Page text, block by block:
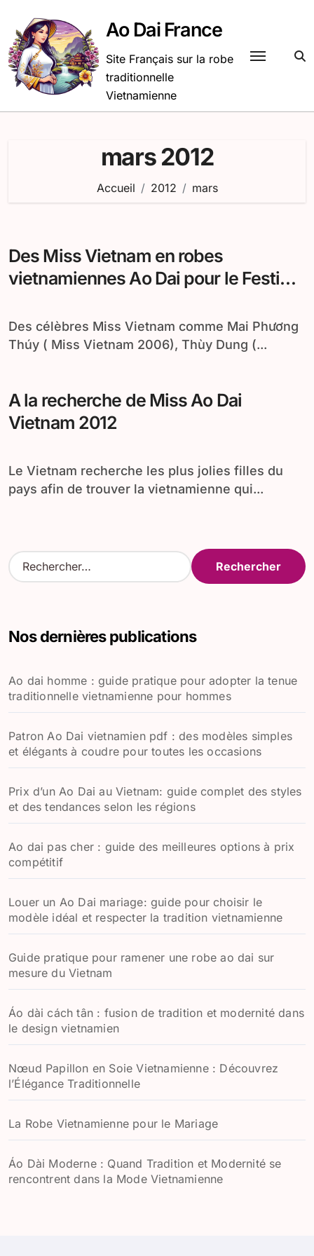
contenu
Ao Dai France
Site Français sur la robe
traditionnelle
Vietnamienne
mars 2012
Accueil 2012 mars
Des Miss Vietnam en robes
vietnamiennes Ao Dai pour le Festival
Des célèbres Miss Vietnam comme Mai Phương
Thúy ( Miss Vietnam 2006), Thùy Dung (...
A la recherche de Miss Ao Dai
Vietnam 2012
Le Vietnam recherche les plus jolies filles du
pays afin de trouver la vietnamienne qui...
R
e
r
e
r
Nos dernières publications
Ao dai homme : guide pratique pour adopter la tenue
traditionnelle vietnamienne pour hommes
Patron Ao Dai vietnamien pdf : des modèles simples
et élégants à coudre pour toutes les occasions
Prix d’un Ao Dai au Vietnam: guide complet des styles
et des tendances selon les régions
Ao dai pas cher : guide des meilleures options à prix
compétitif
Louer un Ao Dai mariage: guide pour choisir le
modèle idéal et respecter la tradition vietnamienne
Guide pratique pour ramener une robe ao dai sur
mesure du Vietnam
Áo dài cách tân : fusion de tradition et modernité dans
le design vietnamien
Nœud Papillon en Soie Vietnamienne : Découvrez
l’Élégance Traditionnelle
La Robe Vietnamienne pour le Mariage
Áo Dài Moderne : Quand Tradition et Modernité se
rencontrent dans la Mode Vietnamienne